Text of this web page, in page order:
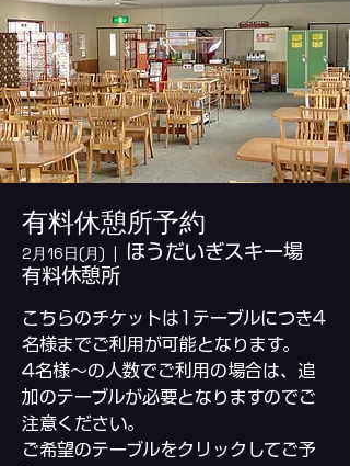
有料休憩所予約
2月16日(月)
  |
ほうだいぎスキー場
有料休憩所
こちらのチケットは1テーブルにつき4
名様までご利用が可能となります。
4名様～の人数でご利用の場合は、追
加のテーブルが必要となりますのでご
注意ください。
ご希望のテーブルをクリックしてご予